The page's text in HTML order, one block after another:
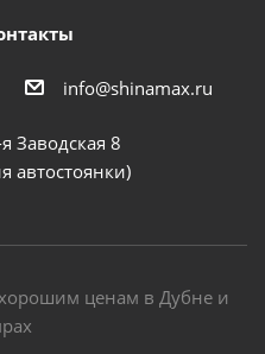
info@shinamax.ru
Заводская 8
автостоянки)
ценам в Дубне и